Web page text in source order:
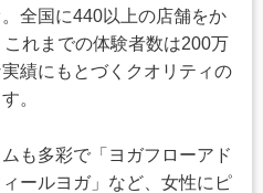
全国に440以上の店舗をか
れまでの体験者数は200万
績にもとづくクオリティの
。
も多彩で「ヨガフローアド
ールヨガ」など、女性にピ